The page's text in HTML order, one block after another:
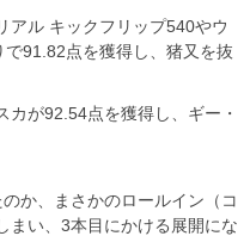
アル キックフリップ540やウ
91.82点を獲得し、猪又を抜
カが92.54点を獲得し、ギー・
か、まさかのロールイン（コ
まい、3本目にかける展開にな